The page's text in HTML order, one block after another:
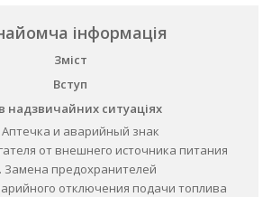
інформація
Зміст
Вступ
в надзвичайних ситуаціях
Аптечка и аварийный знак
от внешнего источника питания
Замена предохранителей
отключения подачи топлива